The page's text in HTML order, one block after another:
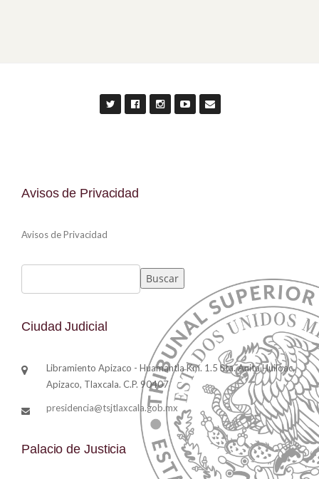
Avisos de Privacidad
Avisos de Privacidad
Buscar
Ciudad Judicial
Libramiento Apizaco - Huamantla Km. 1.5 Sta. Anita Huiloac,
Apizaco, Tlaxcala. C.P. 90407
presidencia@tsjtlaxcala.gob.mx
Palacio de Justicia